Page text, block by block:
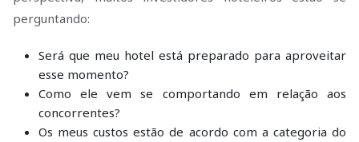
perguntando:
Será que meu hotel está preparado para aproveitar
esse momento?
Como ele vem se comportando em relação aos
concorrentes?
Os meus custos estão de acordo com a categoria do